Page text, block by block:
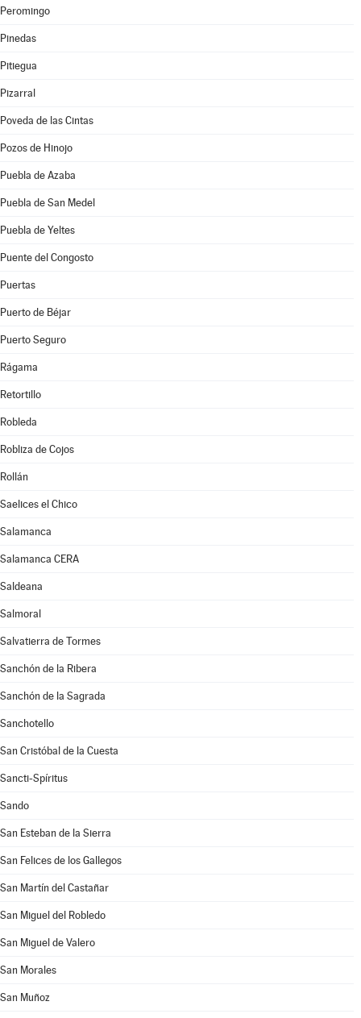
Peromingo
Pinedas
Pitiegua
Pizarral
Poveda de las Cintas
Pozos de Hinojo
Puebla de Azaba
Puebla de San Medel
Puebla de Yeltes
Puente del Congosto
Puertas
Puerto de Béjar
Puerto Seguro
Rágama
Retortillo
Robleda
Robliza de Cojos
Rollán
Saelices el Chico
Salamanca
Salamanca CERA
Saldeana
Salmoral
Salvatierra de Tormes
Sanchón de la Ribera
Sanchón de la Sagrada
Sanchotello
San Cristóbal de la Cuesta
Sancti-Spíritus
Sando
San Esteban de la Sierra
San Felices de los Gallegos
San Martín del Castañar
San Miguel del Robledo
San Miguel de Valero
San Morales
San Muñoz